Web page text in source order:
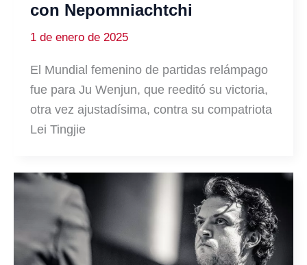
con Nepomniachtchi
1 de enero de 2025
El Mundial femenino de partidas relámpago
fue para Ju Wenjun, que reeditó su victoria,
otra vez ajustadísima, contra su compatriota
Lei Tingjie